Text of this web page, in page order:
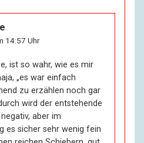
14:57 Uhr
ist so wahr, wie es mir
„es war einfach
zu erzählen noch gar
wird der entstehende
aber im
es sicher sehr wenig fein